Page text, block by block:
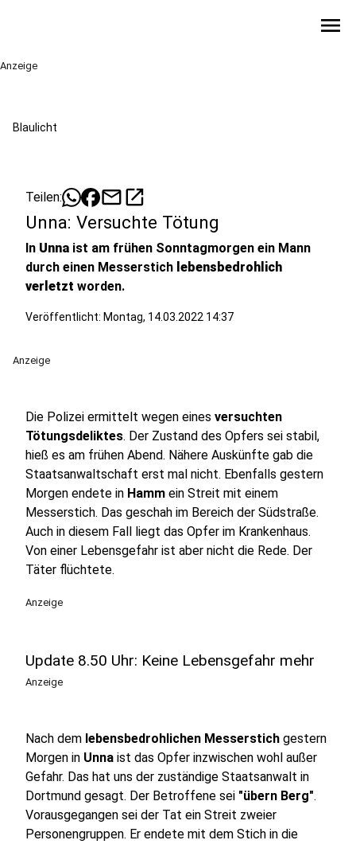
menu
Anzeige
Blaulicht
Teilen: mailopen_in_new
Unna: Versuchte Tötung
In Unna ist am frühen Sonntagmorgen ein Mann
durch einen Messerstich lebensbedrohlich
verletzt worden.
Veröffentlicht: Montag, 14.03.2022 14:37
Anzeige
Die Polizei ermittelt wegen eines versuchten
Tötungsdeliktes. Der Zustand des Opfers sei stabil,
hieß es am frühen Abend. Nähere Auskünfte gab die
Staatsanwaltschaft erst mal nicht. Ebenfalls gestern
Morgen endete in Hamm ein Streit mit einem
Messerstich. Das geschah im Bereich der Südstraße.
Auch in diesem Fall liegt das Opfer im Krankenhaus.
Von einer Lebensgefahr ist aber nicht die Rede. Der
Täter flüchtete.
Anzeige
Update 8.50 Uhr: Keine Lebensgefahr mehr
Anzeige
Nach dem lebensbedrohlichen Messerstich gestern
Morgen in Unna ist das Opfer inzwischen wohl außer
Gefahr. Das hat uns der zuständige Staatsanwalt in
Dortmund gesagt. Der Betroffene sei "übern Berg".
Vorausgegangen sei der Tat ein Streit zweier
Personengruppen. Er endete mit dem Stich in die